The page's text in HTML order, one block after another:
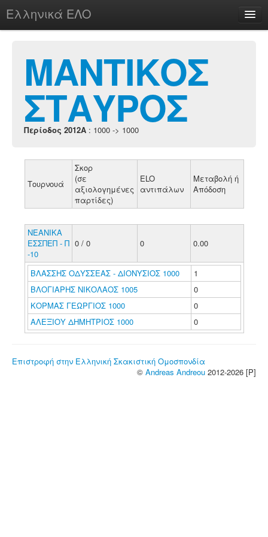
Ελληνικά ΕΛΟ
chesstu.be @ discord
Login
ΜΑΝΤΙΚΟΣ
ΣΤΑΥΡΟΣ
Περίοδος 2012A : 1000 -> 1000
Τουρνουά
Σκορ
(σε
αξιολογημένες
παρτίδες)
ELO
αντιπάλων
Μεταβολή ή
Απόδοση
ΝΕΑΝΙΚΑ
ΕΣΣΠΕΠ - Π
-10
0 / 0 0 0.00
ΒΛΑΣΣΗΣ ΟΔΥΣΣΕΑΣ - ΔΙΟΝΥΣΙΟΣ 1000
1
ΒΛΟΓΙΑΡΗΣ ΝΙΚΟΛΑΟΣ 1005
0
ΚΟΡΜΑΣ ΓΕΩΡΓΙΟΣ 1000
0
ΑΛΕΞΙΟΥ ΔΗΜΗΤΡΙΟΣ 1000
0
Επιστροφή στην Ελληνική Σκακιστική Ομοσπονδία
© Andreas Andreou 2012-2026 [P]